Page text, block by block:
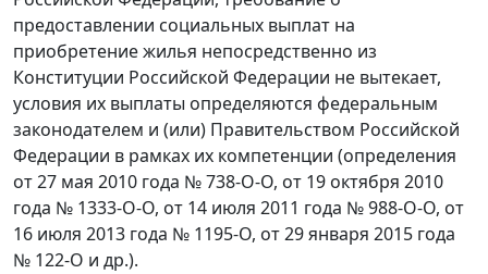
предоставлении социальных выплат на
приобретение жилья непосредственно из
Конституции Российской Федерации не вытекает,
условия их выплаты определяются федеральным
законодателем и (или) Правительством Российской
Федерации в рамках их компетенции (определения
от 27 мая 2010 года № 738-О-О, от 19 октября 2010
года № 1333-О-О, от 14 июля 2011 года № 988-О-О, от
16 июля 2013 года № 1195-О, от 29 января 2015 года
№ 122-О и др.).